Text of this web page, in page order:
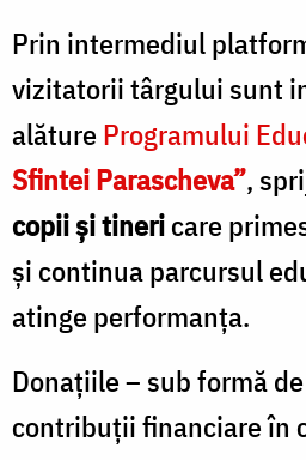
Prin intermediul
vizitatorii târgului sunt
alătureProgramului
Sfintei Parascheva”,
copii și tinericare
și continua parcursul
atinge performanța.
Donațiile – sub formă
contribuții financiare în